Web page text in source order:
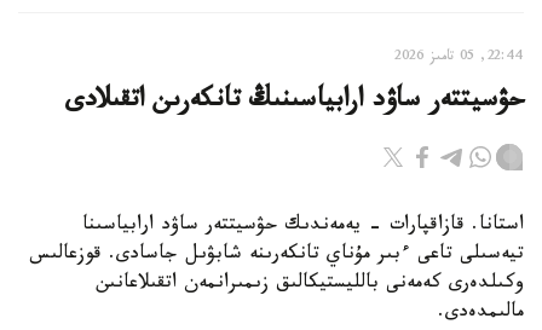
22:44, 05 تامىز 2026
حۋسيتتەر ساۋد ارابياسىنىڭ تانكەرىن اتقىلادى
استانا. قازاقپارات - يەمەندىك حۋسيتتەر ساۋد ارابياسىنا
تيەسىلى تاعى ءبىر مۇناي تانكەرىنە شابۋىل جاسادى. قوزعالىس
وكىلدەرى كەمەنى بالليستيكالىق زىمىرانمەن اتقىلاعانىن
مالىمدەدى.